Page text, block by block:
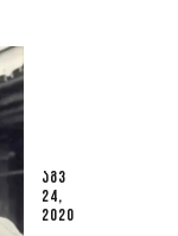
ᲐᲒᲕ
24,
2020